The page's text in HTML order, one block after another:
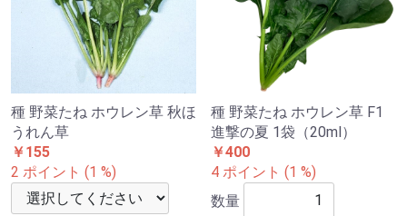
種 野菜たね ホウレン草 秋ほ
うれん草
￥155
2 ポイント (1 %)
種 野菜たね ホウレン草 F1
進撃の夏 1袋（20ml）
￥400
4 ポイント (1 %)
数量